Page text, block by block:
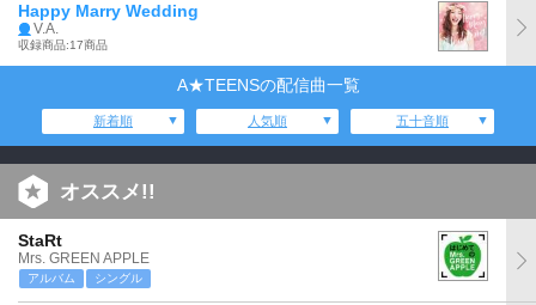
Happy Marry Wedding
V.A.
収録商品:17商品
A★TEENSの配信曲一覧
新着順 人気順 五十音順
オススメ!!
StaRt
Mrs. GREEN APPLE
アルバム シングル